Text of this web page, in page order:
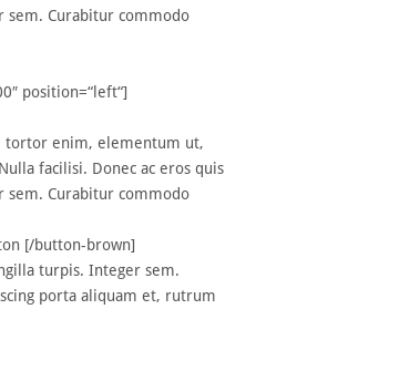
Curabitur commodo
position=“left“]
tortor enim, elementum ut,
facilisi. Donec ac eros quis
Curabitur commodo
[/button-brown]
turpis. Integer sem.
porta aliquam et, rutrum